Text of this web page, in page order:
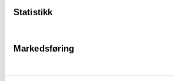
Statistikk
Markedsføring